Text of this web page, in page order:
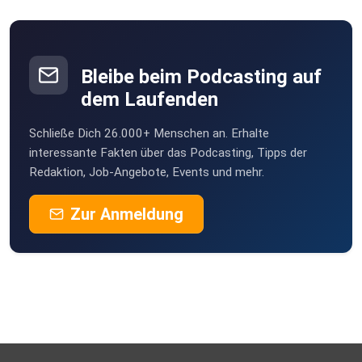
Also, lass uns zusammen die 180° drehen und uns für
dieLeichtigkeit des Seins entscheiden. Denn das ist unser
Zuhause imUniversum.
Diesem Thema habe ich den Podcast mit Tag 126
Bleibe beim Podcasting auf
dem Laufenden
Schließe Dich 26.000+ Menschen an. Erhalte
interessante Fakten über das Podcasting, Tipps der
Redaktion, Job-Angebote, Events und mehr.
Zur Anmeldung